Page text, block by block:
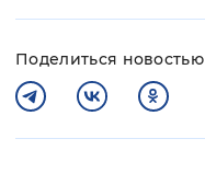
Поделиться новостью